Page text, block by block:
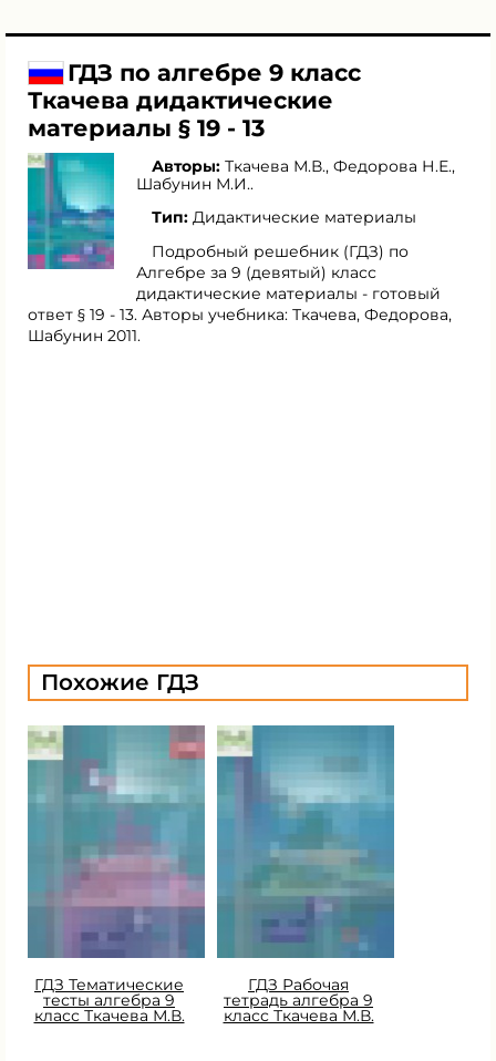
ГДЗ по алгебре 9 класс
Ткачева дидактические
материалы § 19 - 13
Авторы: Ткачева М.В., Федорова Н.Е.,
Шабунин М.И..
Тип: Дидактические материалы
Подробный решебник (ГДЗ) по
Алгебре за 9 (девятый) класс
дидактические материалы - готовый
ответ § 19 - 13. Авторы учебника: Ткачева, Федорова,
Шабунин 2011.
Похожие ГДЗ
ГДЗ Тематические
тесты алгебра 9
класс Ткачева М.В.
ГДЗ Рабочая
тетрадь алгебра 9
класс Ткачева М.В.